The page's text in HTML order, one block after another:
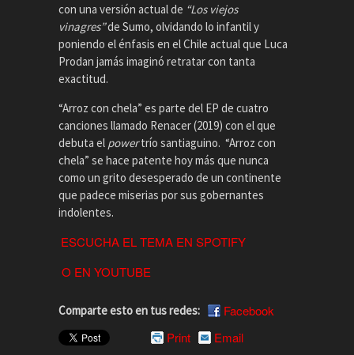
con una versión actual de “Los viejos
vinagres”de Sumo, olvidando lo infantil y
poniendo el énfasis en el Chile actual que Luca
Prodan jamás imaginó retratar con tanta
exactitud.
“Arroz con chela” es parte del EP de cuatro
canciones llamado Renacer (2019) con el que
debuta el powertrío santiaguino. “Arroz con
chela” se hace patente hoy más que nunca
como un grito desesperado de un continente
que padece miserias por sus gobernantes
indolentes.
ESCUCHA EL TEMA EN SPOTIFY
O EN YOUTUBE
Comparte esto en tus redes:
Facebook
Print
Email